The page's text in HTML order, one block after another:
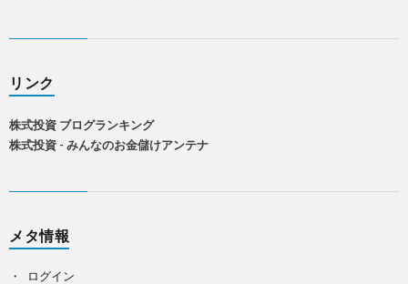
リンク
株式投資 ブログランキング
株式投資 - みんなのお金儲けアンテナ
メタ情報
ログイン